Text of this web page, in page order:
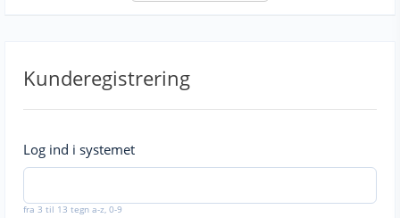
Kunderegistrering
Log ind i systemet
fra 3 til 13 tegn a-z, 0-9